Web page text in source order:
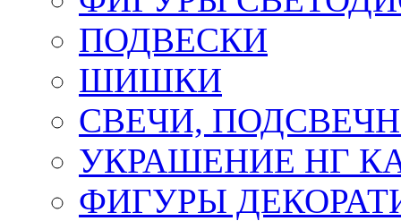
ПОДВЕСКИ
ШИШКИ
СВЕЧИ,
УКРАШЕНИЕ НГ
ФИГУРЫ